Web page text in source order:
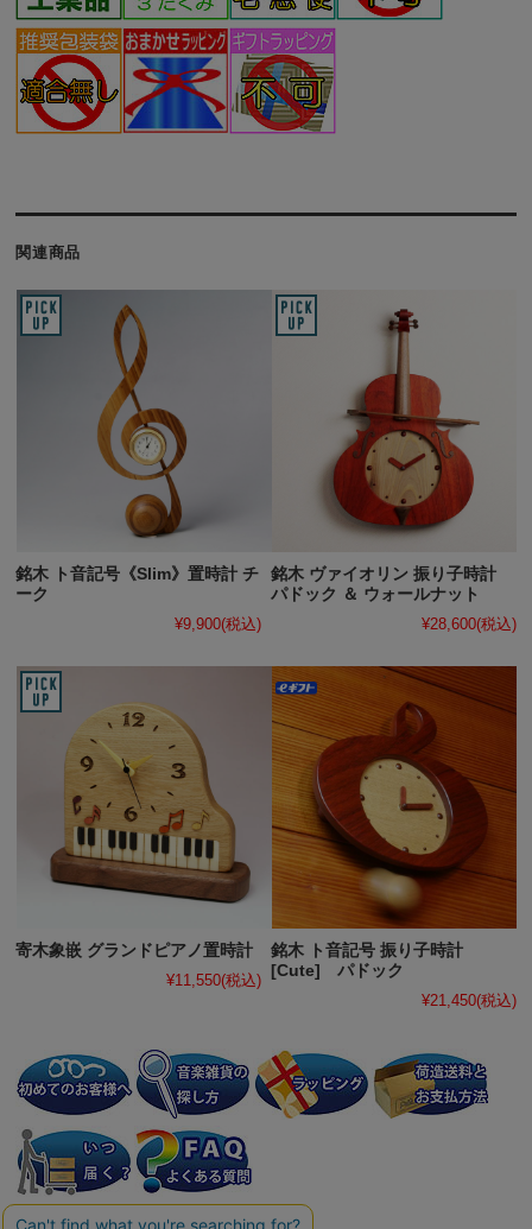
関連商品
銘木 ト音記号《Slim》置時計 チ
ーク
¥9,900(税込)
銘木 ヴァイオリン 振り子時計
パドック ＆ ウォールナット
¥28,600(税込)
寄木象嵌 グランドピアノ置時計
¥11,550(税込)
銘木 ト音記号 振り子時計
[Cute] パドック
¥21,450(税込)